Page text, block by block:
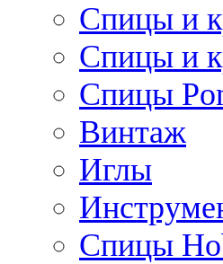
Спицы и
Спицы и
Спицы
Винтаж
Иглы
Спицы